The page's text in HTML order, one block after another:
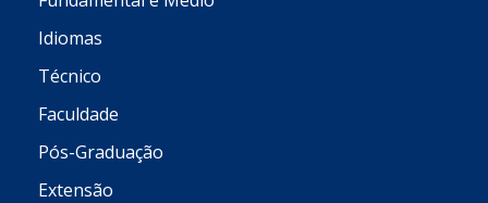
Idiomas
Técnico
Faculdade
Pós-Graduação
Extensão